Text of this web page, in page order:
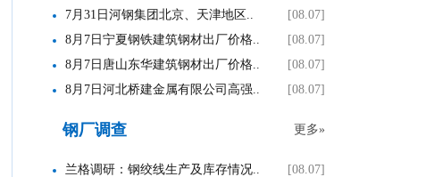
[08.07]
7月31日河钢集团北京、天津地区..
[08.07]
8月7日宁夏钢铁建筑钢材出厂价格..
[08.07]
8月7日唐山东华建筑钢材出厂价格..
[08.07]
8月7日河北桥建金属有限公司高强..
更多»
钢厂调查
[08.07]
兰格调研：钢绞线生产及库存情况..